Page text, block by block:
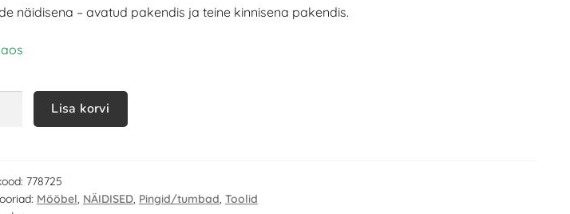
näidisena – avatud pakendis ja teine kinnisena pakendis.
Lisa korvi
778725
Mööbel, NÄIDISED, Pingid/tumbad, Toolid